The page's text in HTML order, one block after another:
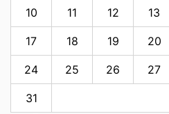
10 11 12 13
17 18 19 20
24 25 26 27
31